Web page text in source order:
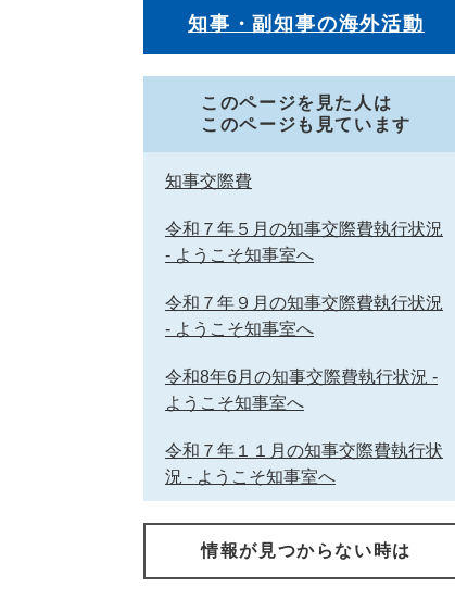
知事・副知事の海外活動
このページを見た人は
このページも見ています
知事交際費
令和７年５月の知事交際費執行状況
- ようこそ知事室へ
令和７年９月の知事交際費執行状況
- ようこそ知事室へ
令和8年6月の知事交際費執行状況 -
ようこそ知事室へ
令和７年１１月の知事交際費執行状
況 - ようこそ知事室へ
情報が見つからない時は